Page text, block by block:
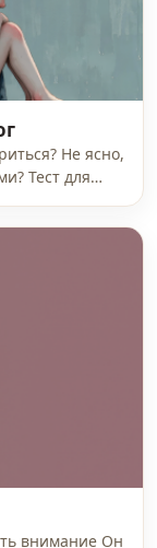
Не ясно,
Тест для…
внимание Он